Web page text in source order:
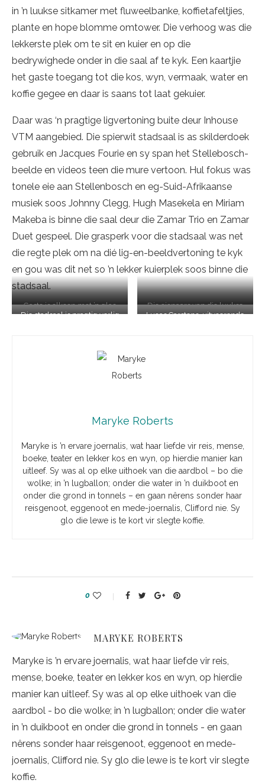
in ’n luukse sitkamer met fluweelbanke, koffietafeltjies,
plante en hope blomme omtower. Die verhoog was die
lekkerste plek om te sit en kuier en op die
bedrywighede onder in die saal af te kyk. Een kaartjie
het gaste toegang tot die kos, wyn, vermaak, water en
koffie gegee en daar is saans tot laat gekuier.
Daar was ‘n pragtige ligvertoning buite deur Inhouse
VTM aangebied. Die spierwit stadsaal is as skilderdoek
gebruik en Jacques Fourie en sy span het Stellebosch-
beelde en videos teen die mure vertoon. Hul fokus was
tonele eie aan Stellenbosch en eg-Suid-Afrikaanse
musiek soos Johnny Clegg, Hugh Masekela en Miriam
Makeba is binne die saal deur die Zamar Trio en Zamar
Duet gespeel. Die grasperk voor die stadsaal was net
die regte plek om na dié lig-en-beeldvertoning te kyk
en gou was dit net so ’n lekker kuierplek soos binne die
stadsaal.
Gaste is elkeen met ’n glas
Wynkelder, Suzaan Coetzee
van Nuiba Wyne en Danie
Die eienaars van die luukse
Die stadsaal is pragtig verlig
Lucas Carstens, uitvoerende
Maryke Roberts
Maryke is ’n ervare joernalis, wat haar liefde vir reis, mense,
boeke, teater en lekker kos en wyn, op hierdie manier kan
uitleef. Sy was al op elke uithoek van die aardbol – bo die
wolke; in ’n lugballon; onder die water in ’n duikboot en
onder die grond in tonnels – en gaan nêrens sonder haar
reisgenoot, eggenoot en mede-joernalis, Clifford nie. Sy
glo die lewe is te kort vir slegte koffie.
0
MARYKE ROBERTS
Maryke is ’n ervare joernalis, wat haar liefde vir reis,
mense, boeke, teater en lekker kos en wyn, op hierdie
manier kan uitleef. Sy was al op elke uithoek van die
aardbol - bo die wolke; in ’n lugballon; onder die water
in ’n duikboot en onder die grond in tonnels - en gaan
nêrens sonder haar reisgenoot, eggenoot en mede-
joernalis, Clifford nie. Sy glo die lewe is te kort vir slegte
koffie.